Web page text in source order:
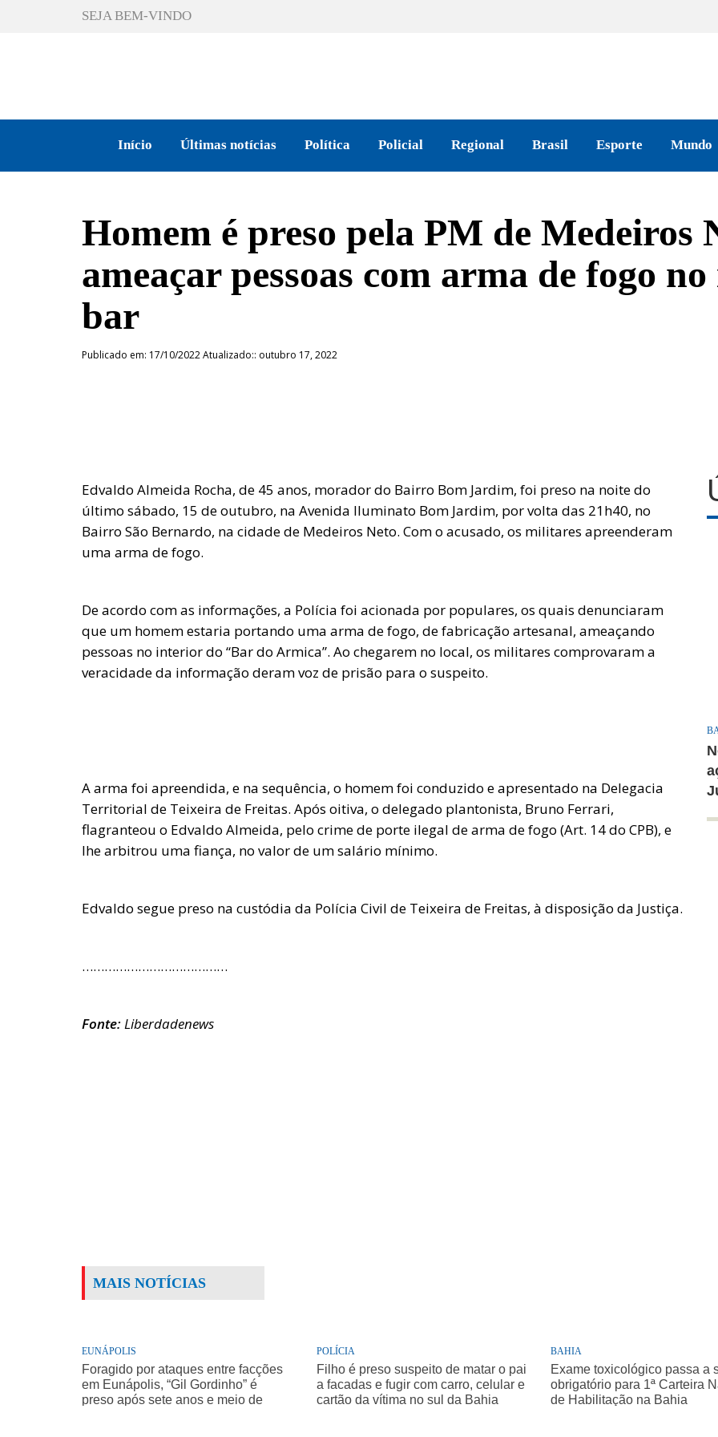
SEJA BEM-VINDO
Início Últimas notícias Política Policial Regional Brasil Esporte Mundo
Homem é preso pela PM de Medeiros
ameaçar pessoas com arma de fogo
bar
Publicado em: 17/10/2022 Atualizado:: outubro 17, 2022
Edvaldo Almeida Rocha, de 45 anos, morador do Bairro Bom Jardim, foi preso na noite do
último sábado, 15 de outubro, na Avenida Iluminato Bom Jardim, por volta das 21h40, no
Bairro São Bernardo, na cidade de Medeiros Neto. Com o acusado, os militares apreenderam
uma arma de fogo.
De acordo com as informações, a Polícia foi acionada por populares, os quais denunciaram
que um homem estaria portando uma arma de fogo, de fabricação artesanal, ameaçando
pessoas no interior do “Bar do Armica”. Ao chegarem no local, os militares comprovaram a
veracidade da informação deram voz de prisão para o suspeito.
A arma foi apreendida, e na sequência, o homem foi conduzido e apresentado na Delegacia
Territorial de Teixeira de Freitas. Após oitiva, o delegado plantonista, Bruno Ferrari,
flagranteou o Edvaldo Almeida, pelo crime de porte ilegal de arma de fogo (Art. 14 do CPB), e
lhe arbitrou uma fiança, no valor de um salário mínimo.
Edvaldo segue preso na custódia da Polícia Civil de Teixeira de Freitas, à disposição da Justiça.
…………………………………
Fonte:Liberdadenews
MAIS NOTÍCIAS
EUNÁPOLIS
Foragido por ataques entre facções
em Eunápolis, “Gil Gordinho” é
preso após sete anos e meio de
POLÍCIA
Filho é preso suspeito de matar o pai
a facadas e fugir com carro, celular e
cartão da vítima no sul da Bahia
BAHIA
Exame toxicológico passa a
obrigatório para 1ª Carteira
de Habilitação na Bahia